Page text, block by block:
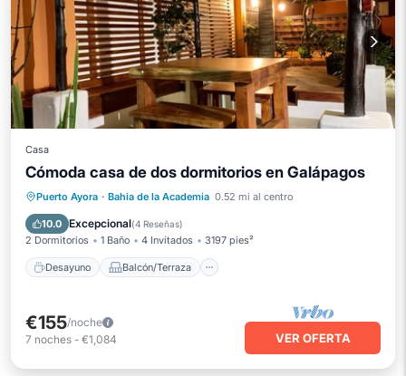
Casa
Cómoda casa de dos dormitorios en Galápagos
Puerto Ayora · Bahia de la Academia 0.52 mi al centro
10.0 Excepcional(4 Reseñas)
2 Dormitorios 1 Baño 4 Invitados 3197 pies²
Desayuno Balcón/Terraza
Desayuno Balcón/Terraza
Cocina
Aire acondicionado
€155/noche
7 noches - €1,084 VER OFERTA